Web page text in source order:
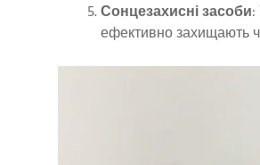
Сонцезахисні засоби:
ефективно захищають